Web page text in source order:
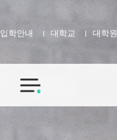
입학안내 대학교 대학원